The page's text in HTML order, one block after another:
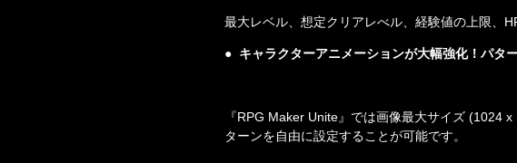
最大レベル、想定クリアレべル、経験値の上限、
●  キャラクターアニメーションが大幅強化！パタ
『RPG Maker Unite』では画像最大サイズ (1024
ターンを自由に設定することが可能です。